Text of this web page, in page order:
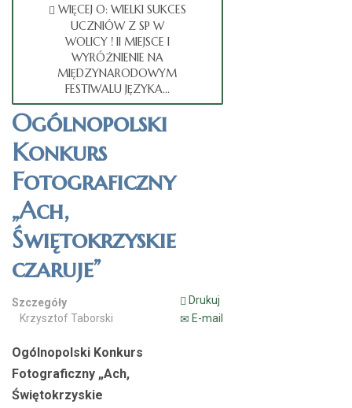
WIĘCEJ O: WIELKI SUKCES
UCZNIÓW Z SP W
WOLICY ! II MIEJSCE I
WYRÓŻNIENIE NA
MIĘDZYNARODOWYM
FESTIWALU JĘZYKA...
Ogólnopolski
Konkurs
Fotograficzny
„Ach,
Świętokrzyskie
czaruje”
Drukuj
E-mail
Szczegóły
Krzysztof Taborski
Ogólnopolski Konkurs
Fotograficzny „Ach,
Świętokrzyskie